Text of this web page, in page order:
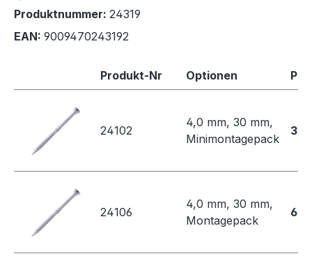
Produktnummer: 24319
EAN: 9009470243192
Produkt-Nr Optionen
24102
4,0 mm, 30 mm,
Minimontagepack
24106
4,0 mm, 30 mm,
Montagepack